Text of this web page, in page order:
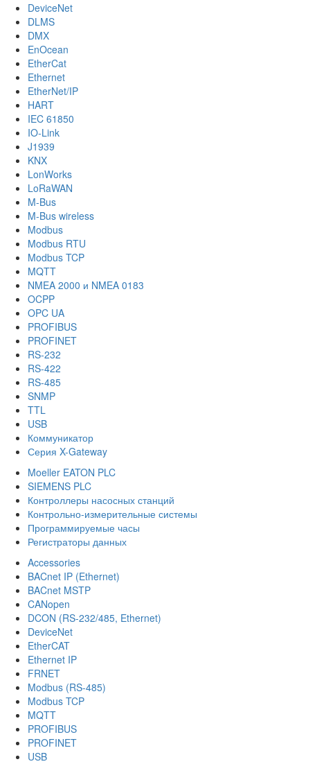
DeviceNet
DLMS
DMX
EnOcean
EtherCat
Ethernet
EtherNet/IP
HART
IEC 61850
IO-Link
J1939
KNX
LonWorks
LoRaWAN
M-Bus
M-Bus wireless
Modbus
Modbus RTU
Modbus TCP
MQTT
NMEA 2000 и NMEA 0183
OCPP
OPC UA
PROFIBUS
PROFINET
RS-232
RS-422
RS-485
SNMP
TTL
USB
Коммуникатор
Серия X-Gateway
Moeller EATON PLC
SIEMENS PLC
Контроллеры насосных станций
Контрольно-измерительные системы
Программируемые часы
Регистраторы данных
Accessories
BACnet IP (Ethernet)
BACnet MSTP
CANopen
DCON (RS-232/485, Ethernet)
DeviceNet
EtherCAT
Ethernet IP
FRNET
Modbus (RS-485)
Modbus TCP
MQTT
PROFIBUS
PROFINET
USB